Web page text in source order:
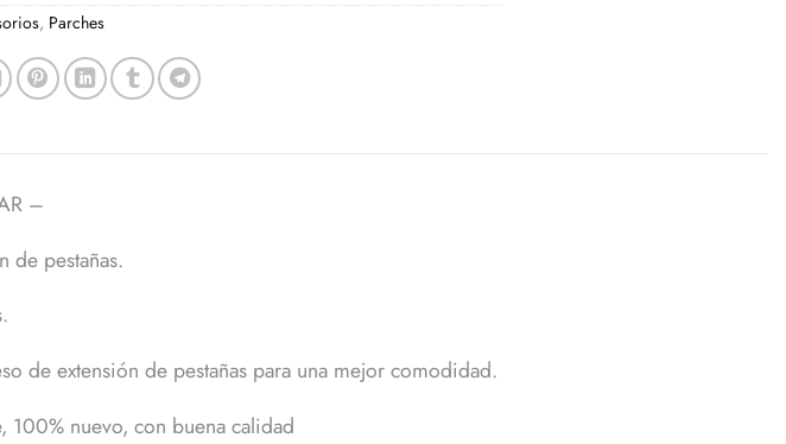
, Parches
–
de pestañas.
de extensión de pestañas para una mejor comodidad.
nuevo, con buena calidad